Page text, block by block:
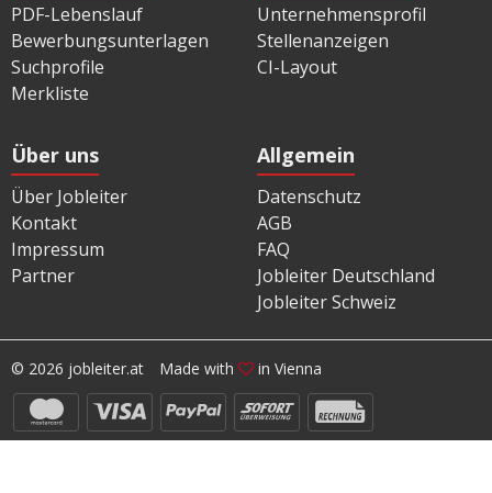
PDF-Lebenslauf
Bewerbungsunterlagen
Suchprofile
Merkliste
Unternehmensprofil
Stellenanzeigen
CI-Layout
Über uns
Über Jobleiter
Kontakt
Impressum
Partner
Allgemein
Datenschutz
AGB
FAQ
Jobleiter Deutschland
Jobleiter Schweiz
© 2026 jobleiter.at Made with in Vienna